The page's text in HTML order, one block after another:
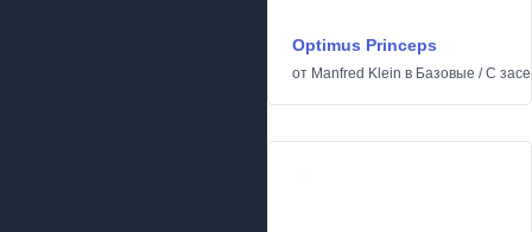
Optimus Princeps
от Manfred Klein в Базовые /С